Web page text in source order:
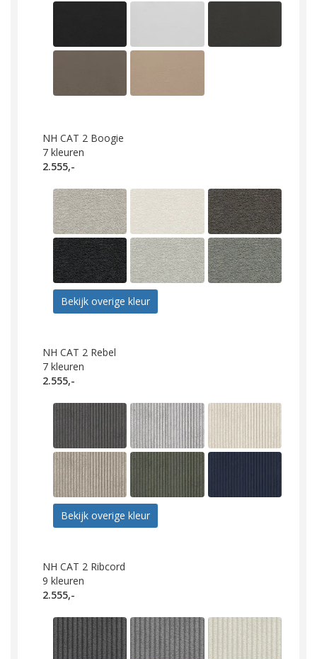
NH CAT 2 Boogie
7 kleuren
2.555,-
Bekijk overige kleur
NH CAT 2 Rebel
7 kleuren
2.555,-
Bekijk overige kleur
NH CAT 2 Ribcord
9 kleuren
2.555,-